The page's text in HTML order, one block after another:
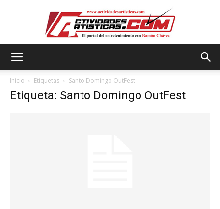
Inicio Etiquetas Santo Domingo OutFest
Etiqueta: Santo Domingo OutFest